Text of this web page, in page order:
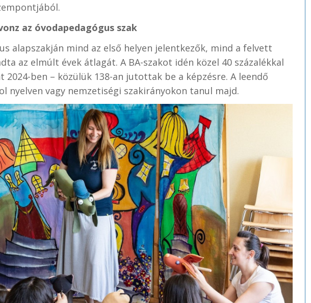
az óvodapedagógus szak
alapszakján mind az első helyen jelentkezők, mind a felvett
az elmúlt évek átlagát. A BA-szakot idén közel 40 százalékkal
ben – közülük 138-an jutottak be a képzésre. A leendő
nyelven vagy nemzetiségi szakirányokon tanul majd.